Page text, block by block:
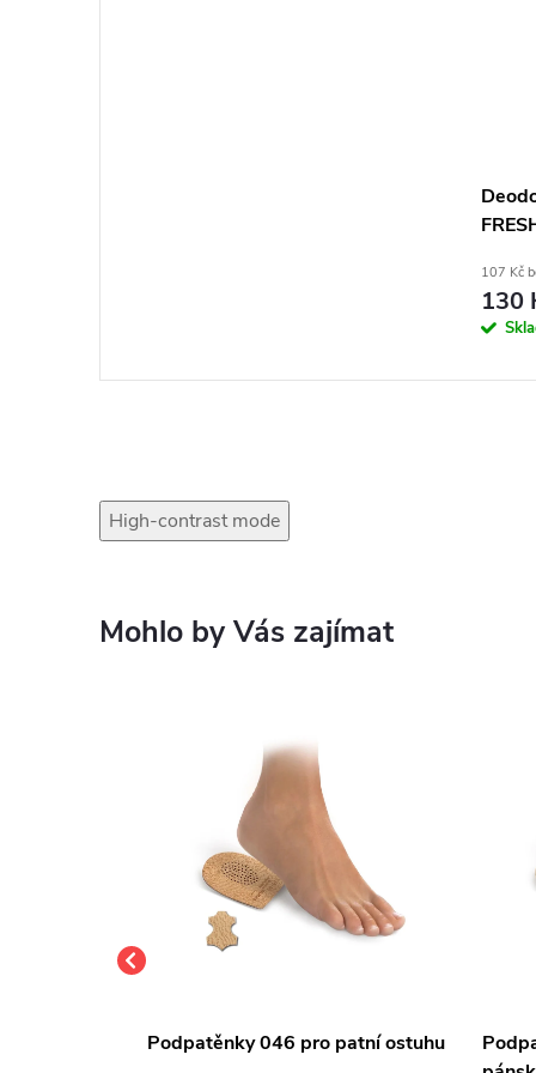
107 Kč
130
High-contrast mode
Mohlo by Vás zajímat
Podpatěnky 046 pro patní ostuhu